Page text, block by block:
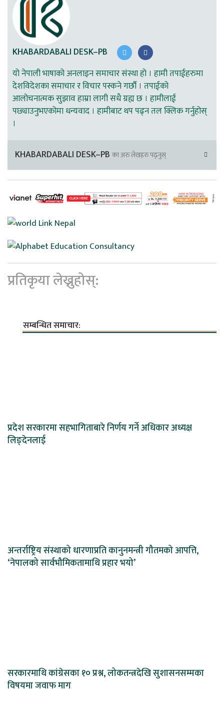
KHABARDABALI DESK–PB
यो नेपाली भाषाको अनलाइन समाचार संस्था हो । हामी तपाईहरुमा
देशविदेशका समाचार र विचार पस्कने गर्छौ । तपाईको
आलोचनात्मक सुझाव हाम्रा लागी सधै ग्रह्य छ । हामीलाई
पछ्याउनुभएकोमा धन्यवाद । हामीबाट थप पढ्न तल क्लिक गर्नुहोस्
।
KHABARDABALI DESK–PB का अरु लेखहरु पढ्नुस्
प्रतिकृया लेख्नुहोस्:
सम्बन्धित समाचार:
प्रदेश सरकारमा सहभागिताबारे निर्णय गर्ने अधिकार अध्यक्ष
लिङ्देनलाई
अन्तर्राष्ट्रिय संस्थाको धारणाप्रति कानुनमन्त्री गौतमको आपत्ति,
‘नेपालको सार्वभौमिकतामाथि प्रहार भयो’
सरकारमाथि कांग्रेसका १० प्रश्न, लोकतन्त्रदेखि सुशासनसम्मका
विषयमा जवाफ माग